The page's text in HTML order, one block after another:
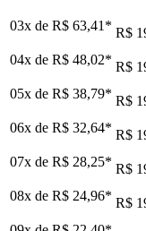
03x de R$ 63,41 * R$
04x de R$ 48,02* R$
05x de R$ 38,79* R$
06x de R$ 32,64* R$
07x de R$ 28,25* R$
08x de R$ 24,96* R$